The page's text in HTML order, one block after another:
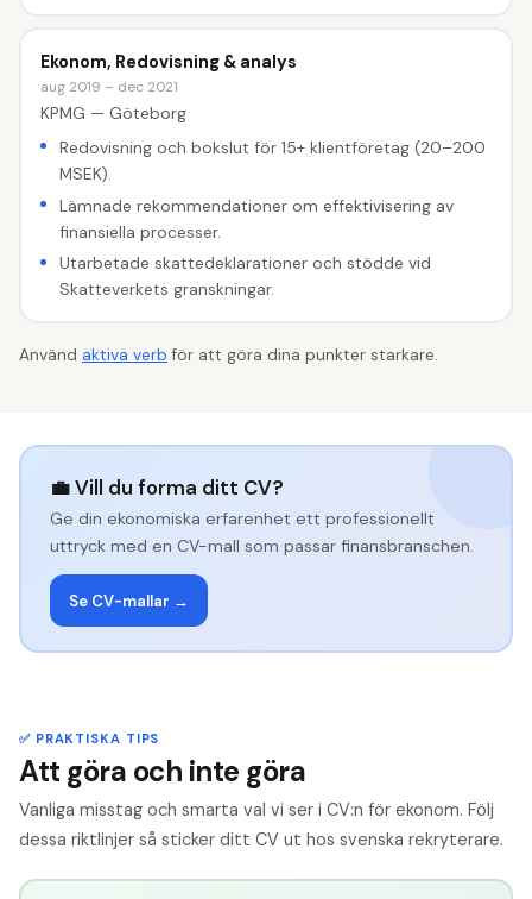
Ekonom, Redovisning & analys
aug 2019 – dec 2021
KPMG — Göteborg
Redovisning och bokslut för 15+ klientföretag (20–200
MSEK).
Lämnade rekommendationer om effektivisering av
finansiella processer.
Utarbetade skattedeklarationer och stödde vid
Skatteverkets granskningar.
Använd aktiva verb för att göra dina punkter starkare.
💼 Vill du forma ditt CV?
Ge din ekonomiska erfarenhet ett professionellt
uttryck med en CV-mall som passar finansbranschen.
Se CV-mallar →
✅ PRAKTISKA TIPS
Att göra och inte göra
Vanliga misstag och smarta val vi ser i CV:n för ekonom. Följ
dessa riktlinjer så sticker ditt CV ut hos svenska rekryterare.